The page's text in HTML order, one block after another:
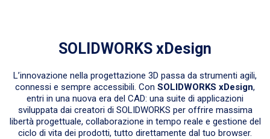
SOLIDWORKS xDesign
L’innovazione nella progettazione 3D passa da strumenti agili,
connessi e sempre accessibili. Con SOLIDWORKS xDesign,
entri in una nuova era del CAD: una suite di applicazioni
sviluppata dai creatori di SOLIDWORKS per offrire massima
libertà progettuale, collaborazione in tempo reale e gestione del
ciclo di vita dei prodotti, tutto direttamente dal tuo browser.